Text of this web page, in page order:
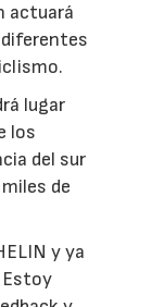
actuará
diferentes
lugar
los
del sur
de
y ya
Estoy